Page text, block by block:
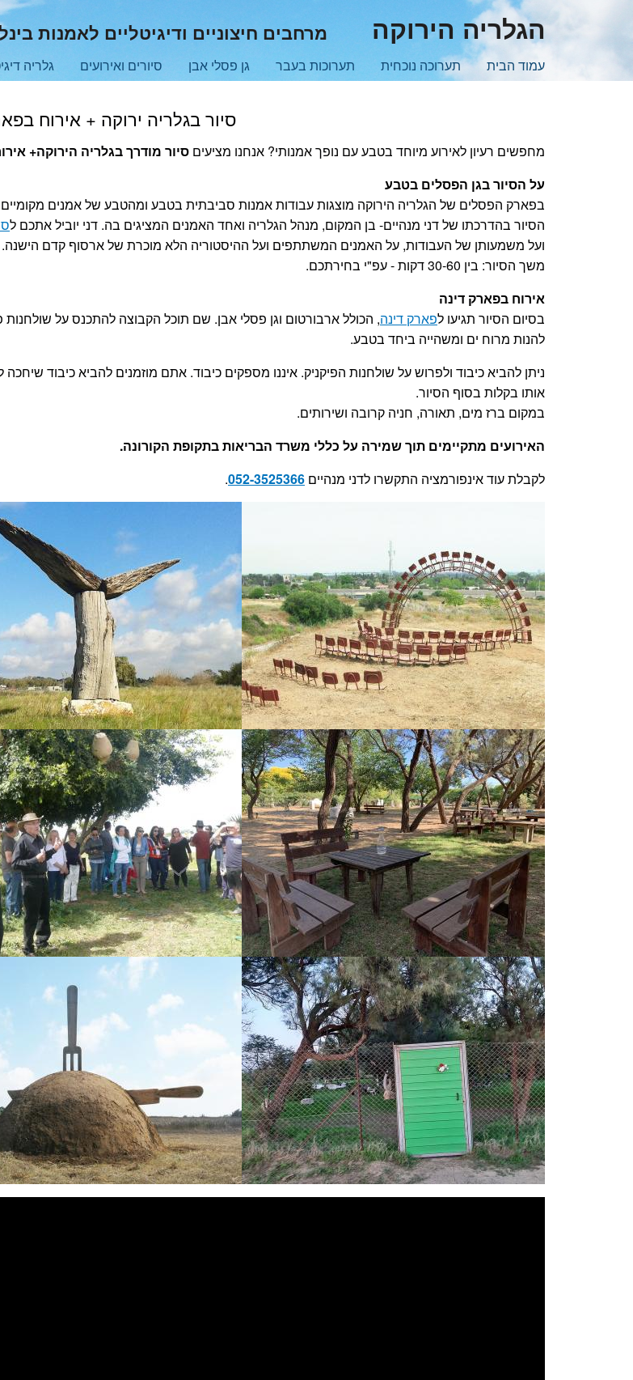
main
content
הגלריה הירוקה מרחבים חיצוניים ודיגיטליים לאמנות
עמוד הבית תערוכה נוכחית תערוכות בעבר גן פסלי אבן סיורים ואירועים גלריה
סיור בגלריה ירוקה + אירוח
מחפשים רעיון לאירוע מיוחד בטבע עם נופך אמנותי? אנחנו מציעים סיור מודרך בגלריה הירוקה+
על הסיור בגן הפסלים בטבע
בפארק הפסלים של הגלריה הירוקה מוצגות עבודות אמנות סביבתית בטבע ומהטבע של אמנים
הסיור בהדרכתו של דני מנהיים- בן המקום, מנהל הגלריה ואחד האמנים המציגים בה. דני יוביל אתכם ל
ועל משמעותן של העבודות, על האמנים המשתתפים ועל ההיסטוריה הלא מוכרת של ארסוף קדם הישנה.
משך הסיור: בין 30-60 דקות - עפ"י בחירתכם.
אירוח בפארק דינה
בסיום הסיור תגיעו לפארק דינה, הכולל ארבורטום וגן פסלי אבן. שם תוכל הקבוצה להתכנס על
להנות מרוח ים ומשהייה ביחד בטבע.
אותו בקלות בסוף הסיור.
במקום ברז מים, תאורה, חניה קרובה ושירותים.
האירועים מתקיימים תוך שמירה על כללי משרד הבריאות בתקופת הקורונה.
לקבלת עוד אינפורמציה התקשרו לדני מנהיים 052-3525366
.